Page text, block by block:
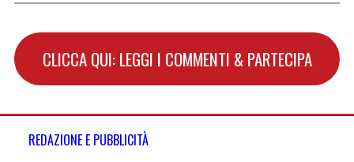
CLICCA QUI: LEGGI I COMMENTI & PARTECIPA
REDAZIONE E PUBBLICITÀ